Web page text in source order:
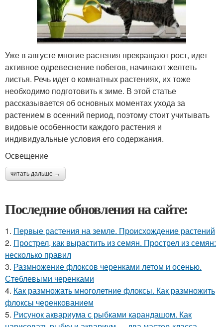
Уже в августе многие растения прекращают рост, идет
активное одревеснение побегов, начинают желтеть
листья. Речь идет о комнатных растениях, их тоже
необходимо подготовить к зиме. В этой статье
рассказывается об основных моментах ухода за
растением в осенний период, поэтому стоит учитывать
видовые особенности каждого растения и
индивидуальные условия его содержания.
Освещение
читать дальше →
Последние обновления на сайте:
1. Первые растения на земле. Происхождение растений
2. Прострел, как вырастить из семян. Прострел из семян:
несколько правил
3. Размножение флоксов черенками летом и осенью.
Стеблевыми черенками
4. Как размножать многолетние флоксы. Как размножить
флоксы черенкованием
5. Рисунок аквариума с рыбками карандашом. Как